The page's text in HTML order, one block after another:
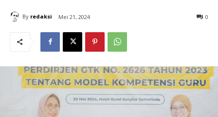
By redaksi Mei 21, 2024 0